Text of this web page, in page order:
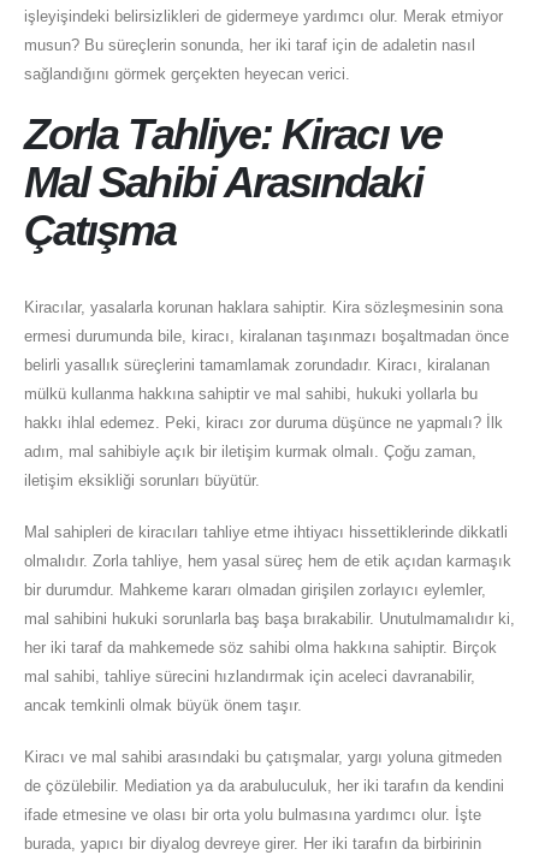
işleyişindeki belirsizlikleri de gidermeye yardımcı olur. Merak etmiyor
musun? Bu süreçlerin sonunda, her iki taraf için de adaletin nasıl
sağlandığını görmek gerçekten heyecan verici.
Zorla Tahliye: Kiracı ve
Mal Sahibi Arasındaki
Çatışma
Kiracılar, yasalarla korunan haklara sahiptir. Kira sözleşmesinin sona
ermesi durumunda bile, kiracı, kiralanan taşınmazı boşaltmadan önce
belirli yasallık süreçlerini tamamlamak zorundadır. Kiracı, kiralanan
mülkü kullanma hakkına sahiptir ve mal sahibi, hukuki yollarla bu
hakkı ihlal edemez. Peki, kiracı zor duruma düşünce ne yapmalı? İlk
adım, mal sahibiyle açık bir iletişim kurmak olmalı. Çoğu zaman,
iletişim eksikliği sorunları büyütür.
Mal sahipleri de kiracıları tahliye etme ihtiyacı hissettiklerinde dikkatli
olmalıdır. Zorla tahliye, hem yasal süreç hem de etik açıdan karmaşık
bir durumdur. Mahkeme kararı olmadan girişilen zorlayıcı eylemler,
mal sahibini hukuki sorunlarla baş başa bırakabilir. Unutulmamalıdır ki,
her iki taraf da mahkemede söz sahibi olma hakkına sahiptir. Birçok
mal sahibi, tahliye sürecini hızlandırmak için aceleci davranabilir,
ancak temkinli olmak büyük önem taşır.
Kiracı ve mal sahibi arasındaki bu çatışmalar, yargı yoluna gitmeden
de çözülebilir. Mediation ya da arabuluculuk, her iki tarafın da kendini
ifade etmesine ve olası bir orta yolu bulmasına yardımcı olur. İşte
burada, yapıcı bir diyalog devreye girer. Her iki tarafın da birbirinin